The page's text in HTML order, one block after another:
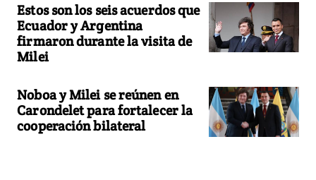
Estos son los seis acuerdos que
Ecuador y Argentina
firmaron durante la visita de
Milei
Noboa y Milei se reúnen en
Carondelet para fortalecer la
cooperación bilateral